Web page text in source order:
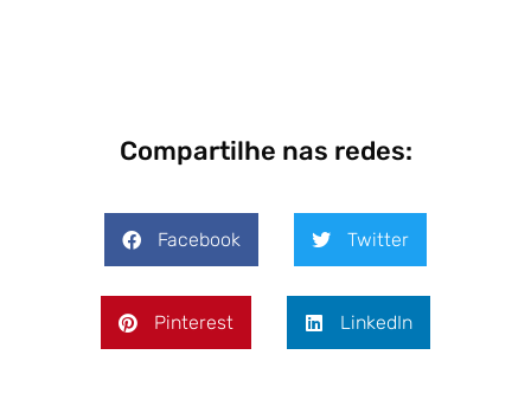
Compartilhe nas redes:
Facebook Twitter
Pinterest LinkedIn